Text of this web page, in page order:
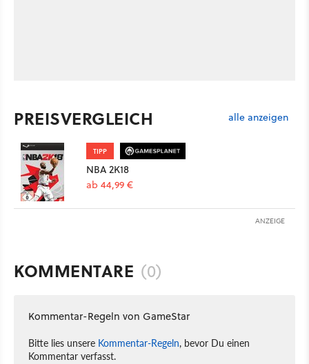
PREISVERGLEICH alle anzeigen
TIPP
NBA 2K18
ab 44,99 €
ANZEIGE
KOMMENTARE (0)
Kommentar-Regeln von GameStar
Bitte lies unsere Kommentar-Regeln, bevor Du einen
Kommentar verfasst.